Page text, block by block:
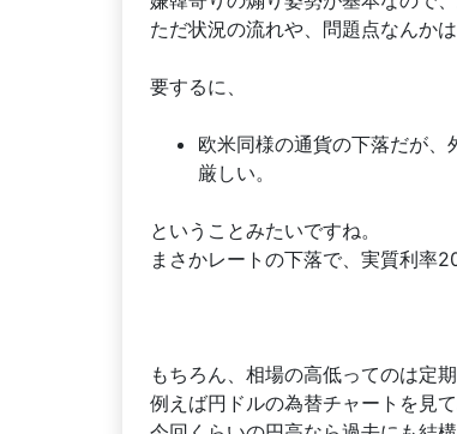
ただ状況の流れや、問題点なんかは
要するに、
欧米同様の通貨の下落だが
厳しい。
ということみたいですね。
まさかレートの下落で、実質利率
もちろん、相場の高低ってのは定期
例えば円ドルの為替チャートを見て